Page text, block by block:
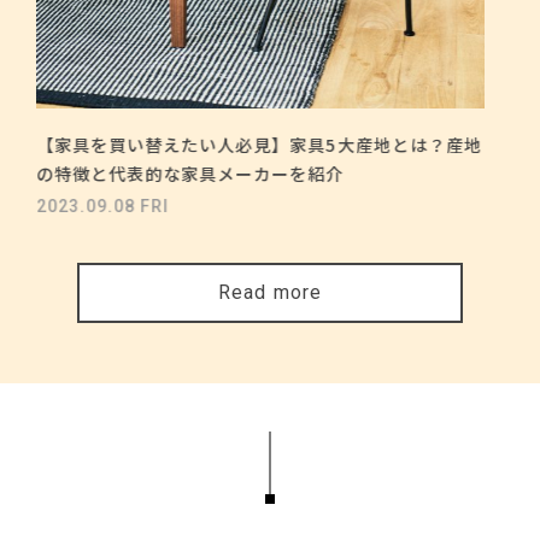
【家具を買い替えたい人必見】家具5大産地とは？産地
の特徴と代表的な家具メーカーを紹介
2023.09.08 FRI
Read more